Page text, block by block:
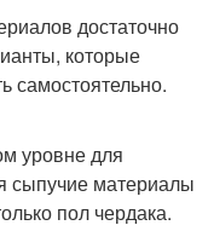
достаточно
которые
самостоятельно.
уровне для
сыпучие материалы
пол чердака.